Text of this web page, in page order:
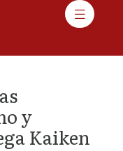
y
Kaiken